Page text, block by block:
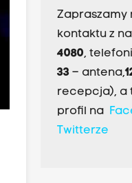
Zapraszamy
kontaktu z
4080,
33– antena,
recepcja), a
profil na
Twitterze